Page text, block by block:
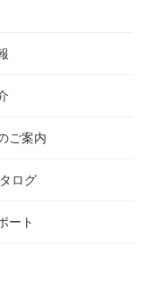
ご案内
ログ
ート